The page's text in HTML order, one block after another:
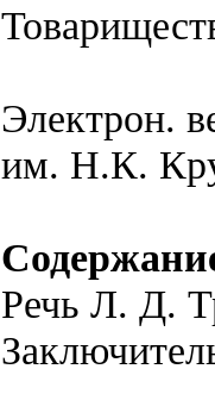
Электрон.
им. Н.К.
Речь Л. Д.